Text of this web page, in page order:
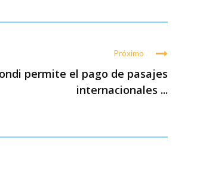
Próximo
permite el pago de pasajes
internacionales ...